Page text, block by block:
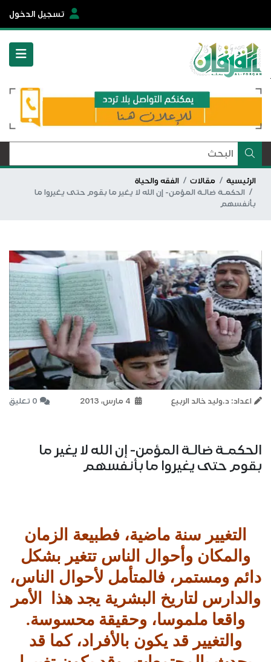
تسجيل الدخول
الرئيسية مقالات
الفقه والحياة
الحكمـة ضالـة المؤمن- إن الله لا يغير ما بقوم حتى يغيروا ما
بأنفسهم
اعداد: د.وليد خالد الربيع 0 تعليق
الحكمـة ضالـة المؤمن- إن الله لا يغير ما
بقوم حتى يغيروا ما بأنفسهم
التغيير سنة ماضية، فطبيعة الزمان
والمكان وأحوال الناس تتغير بشكل
دائم ومستمر، فالمتأمل لأحوال الناس،
والدارس لتاريخ البشرية يجد هذا الأمر
واقعا ملموسا، وحقيقة محسوسة.
والتغيير قد يكون بالأفراد، كما قد